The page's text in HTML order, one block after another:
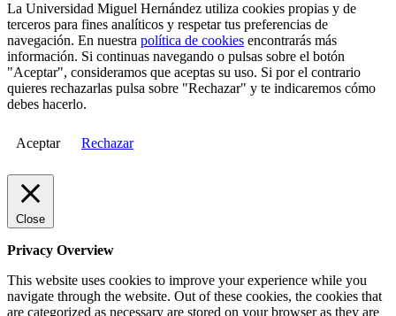
La Universidad Miguel Hernández utiliza cookies propias y de
terceros para fines analíticos y respetar tus preferencias de
navegación. En nuestra política de cookies encontrarás más
información. Si continuas navegando o pulsas sobre el botón
"Aceptar", consideramos que aceptas su uso. Si por el contrario
quieres rechazarlas pulsa sobre "Rechazar" y te indicaremos cómo
debes hacerlo.
Aceptar Rechazar
Close
Privacy Overview
This website uses cookies to improve your experience while you
navigate through the website. Out of these cookies, the cookies that
are categorized as necessary are stored on your browser as they are